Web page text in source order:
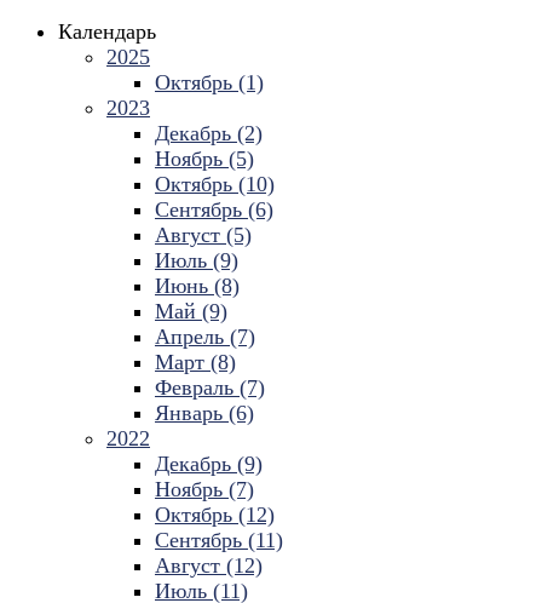
Календарь
2025
Октябрь (1)
2023
Декабрь (2)
Ноябрь (5)
Октябрь (10)
Сентябрь (6)
Август (5)
Июль (9)
Июнь (8)
Май (9)
Апрель (7)
Март (8)
Февраль (7)
Январь (6)
2022
Декабрь (9)
Ноябрь (7)
Октябрь (12)
Сентябрь (11)
Август (12)
Июль (11)